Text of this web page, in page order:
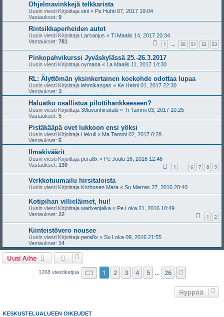
Ohjelmavinkkejä telkkarista
Uusin viesti Kirjoittaja sini « Pe Huhti 07, 2017 19:04
Vastaukset: 9
Rintsikkaperheiden autot
Uusin viesti Kirjoittaja Larsanjus « Ti Maalis 14, 2017 20:34
Vastaukset: 781 1 … 50 51 52 53
Pinkopahvikurssi Jyväskylässä 25.-26.3.2017
Uusin viesti Kirjoittaja nymana « La Maalis 11, 2017 14:30
RL: Älyttömän yksinkertainen koekohde odottaa lupaa
Uusin viesti Kirjoittaja lehmikangas « Ke Helmi 01, 2017 22:30
Vastaukset: 3
Haluatko osallistua pilottihankkeeseen?
Uusin viesti Kirjoittaja 30luvunhirsitalo « Ti Tammi 03, 2017 10:25
Vastaukset: 5
Pistäkääpä ovet lukkoon ensi yöksi
Uusin viesti Kirjoittaja Hekuli « Ma Tammi 02, 2017 0:28
Vastaukset: 5
Ilmakiväärit
Uusin viesti Kirjoittaja pera8x « Pe Joulu 16, 2016 12:46
Vastaukset: 130 1 6 7 8 9
Verkkotuumailu hirsitaloista
Uusin viesti Kirjoittaja Korhosen Mara « Su Marras 27, 2016 20:40
Kotipihan villieläimet, hui!
Uusin viesti Kirjoittaja warixenjalka « Pe Loka 21, 2016 10:49
Vastaukset: 22 1 2
Kiinteistövero nousee
Uusin viesti Kirjoittaja pera8x « Su Loka 09, 2016 21:55
Vastaukset: 14
Uusi Aihe
1268 viestiketjua Sivu /26
1 2 3 4 5 26
Hyppää
KESKUSTELUALUEEN OIKEUDET